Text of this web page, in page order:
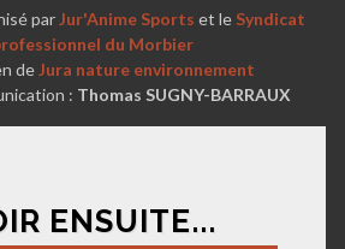
parJur'Anime Sports et le Syndicat
du Morbier
deJura nature environnement
: Thomas SUGNY-BARRAUX
ENSUITE...